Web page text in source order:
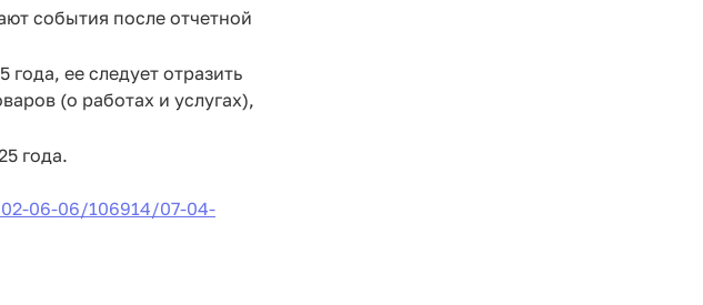
события после отчетной
ее следует отразить
(о работах и услугах),
года.
06-06/106914/07-04-